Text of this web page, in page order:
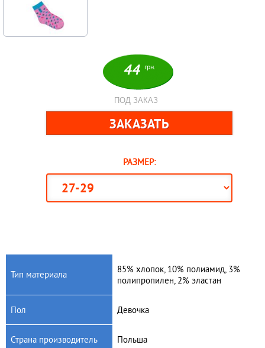
44 грн.
ПОД ЗАКАЗ
РАЗМЕР:
Тип материала
85% хлопок, 10% полиамид, 3%
полипропилен, 2% эластан
Пол Девочка
Страна производитель Польша